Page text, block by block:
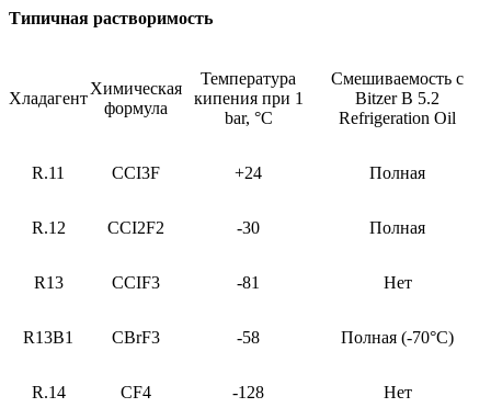
Типичная растворимость
Хладагент
Химическая
формула
Температура
кипения при 1
bar, °C
Смешиваемость с
Bitzer B 5.2
Refrigeration Oil
R.11 CCI3F +24 Полная
R.12 CCI2F2 -30 Полная
R13 CCIF3 -81 Нет
R13B1 CBrF3 -58 Полная (-70°C)
R.14 CF4 -128 Нет